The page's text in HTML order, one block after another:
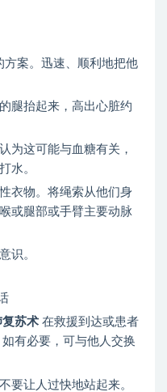
案。迅速、顺利地把他
腿抬起来，高出心脏约
为这可能与血糖有关，
水。
衣物。将绳索从他们身
或腿部或手臂主要动脉
识。
复苏术 在救援到达或患者
有必要，可与他人交换
要让人过快地站起来。